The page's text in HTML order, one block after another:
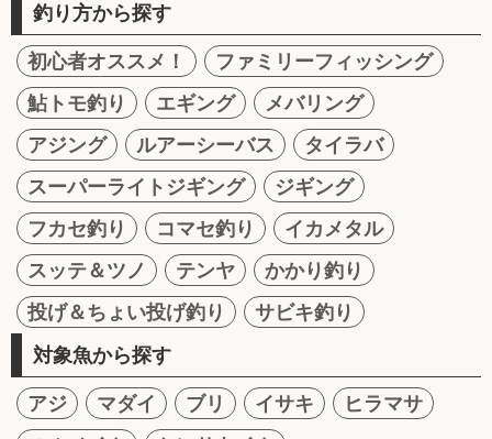
釣り方から探す
初心者オススメ！
ファミリーフィッシング
鮎トモ釣り
エギング
メバリング
アジング
ルアーシーバス
タイラバ
スーパーライトジギング
ジギング
フカセ釣り
コマセ釣り
イカメタル
スッテ＆ツノ
テンヤ
かかり釣り
投げ＆ちょい投げ釣り
サビキ釣り
対象魚から探す
アジ マダイ ブリ イサキ
ヒラマサ